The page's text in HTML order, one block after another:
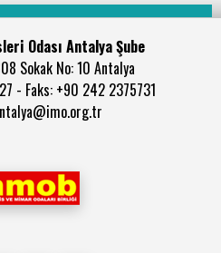
Odası Antalya Şube
Sokak No: 10 Antalya
- Faks: +90 242 2375731